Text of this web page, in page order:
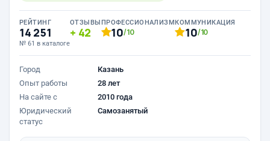
РЕЙТИНГ
14 251
№ 61 в каталоге
ОТЗЫВЫ
42
ПРОФЕССИОНАЛИЗМ
10/10
КОММУНИКАЦИЯ
10/10
Город
Казань
Опыт работы
28 лет
На сайте с
2010 года
Юридический
статус
Самозанятый